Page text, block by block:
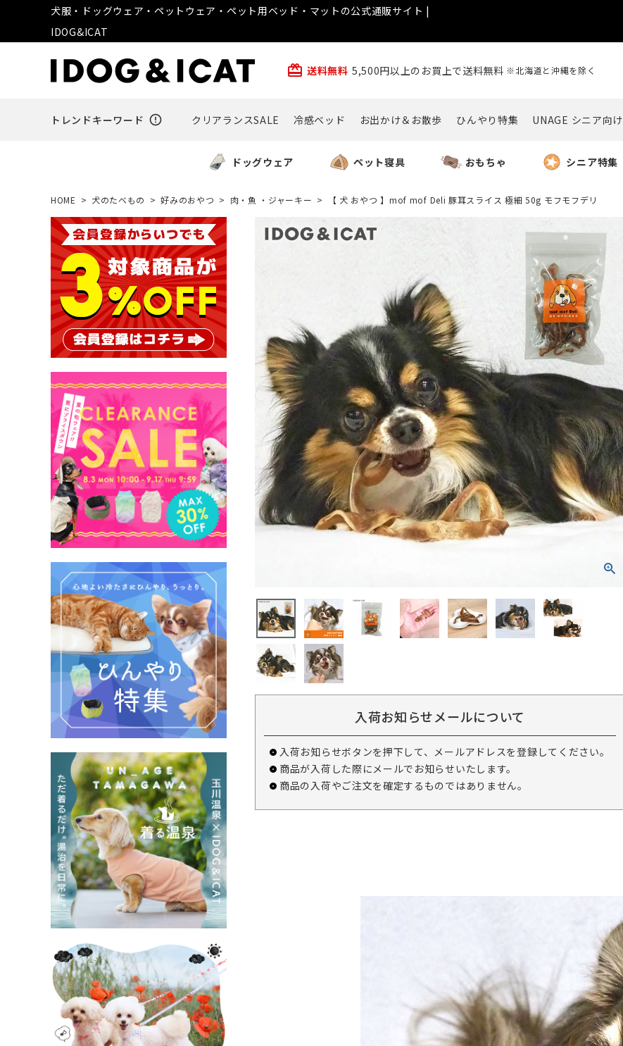
犬服・ドッグウェア・ペットウェア・ペット用ベッド・マットの公式通販サイト |
IDOG&ICAT
card_giftcard 送料無料 5,500円以上のお買上で送料無料 ※北海道と沖縄を除く
トレンドキーワード error_outline クリアランスSALE 冷感ベッド お出かけ＆お散歩 ひんやり特集 UNAGE シニア向け
ドッグウェア ペット寝具 おもちゃ シニア特集
HOME 犬のたべもの 好みのおやつ 肉・魚 ・ジャーキー 【 犬 おやつ 】mof mof Deli 豚耳スライス 極細 50g モフモフデリ
入荷お知らせメールについて
入荷お知らせボタンを押下して、メールアドレスを登録してください。
商品が入荷した際にメールでお知らせいたします。
商品の入荷やご注文を確定するものではありません。